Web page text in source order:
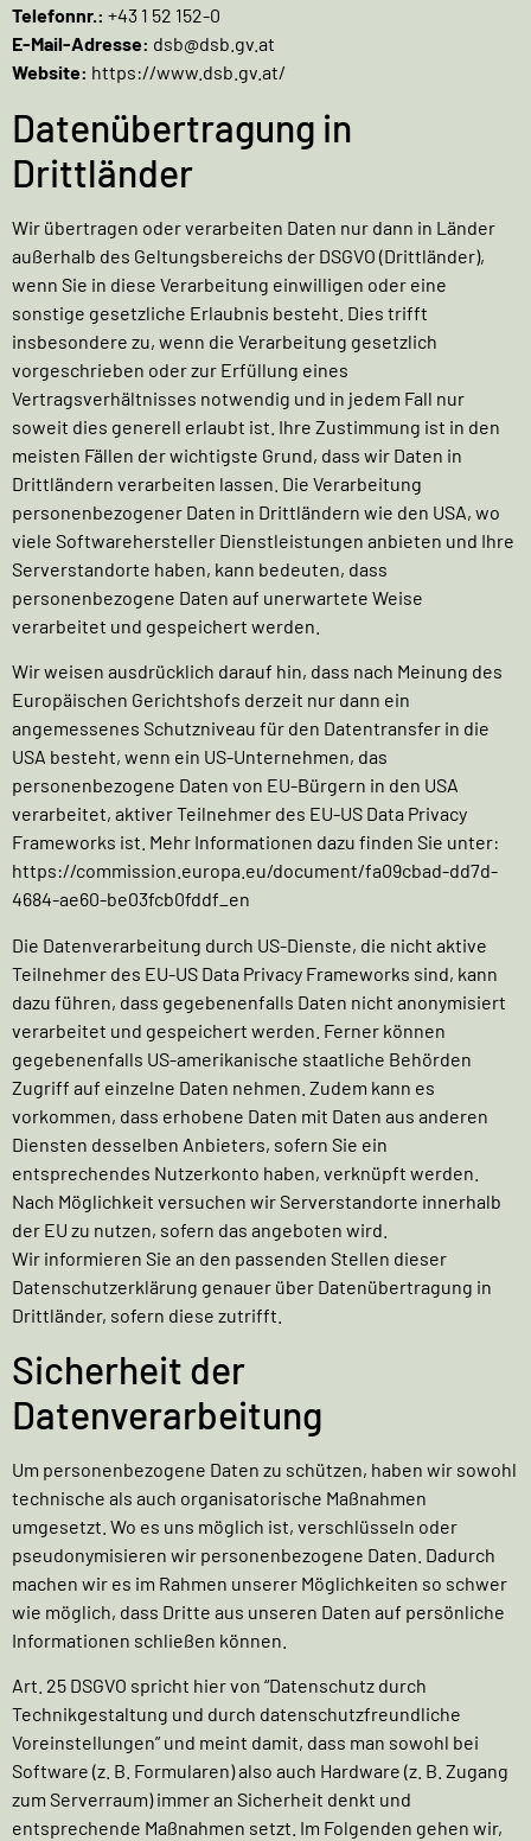
Telefonnr.: +43 1 52 152-0
E-Mail-Adresse: dsb@dsb.gv.at
Website: https://www.dsb.gv.at/
Datenübertragung in
Drittländer
Wir übertragen oder verarbeiten Daten nur dann in Länder
außerhalb des Geltungsbereichs der DSGVO (Drittländer),
wenn Sie in diese Verarbeitung einwilligen oder eine
sonstige gesetzliche Erlaubnis besteht. Dies trifft
insbesondere zu, wenn die Verarbeitung gesetzlich
vorgeschrieben oder zur Erfüllung eines
Vertragsverhältnisses notwendig und in jedem Fall nur
soweit dies generell erlaubt ist. Ihre Zustimmung ist in den
meisten Fällen der wichtigste Grund, dass wir Daten in
Drittländern verarbeiten lassen. Die Verarbeitung
personenbezogener Daten in Drittländern wie den USA, wo
viele Softwarehersteller Dienstleistungen anbieten und Ihre
Serverstandorte haben, kann bedeuten, dass
personenbezogene Daten auf unerwartete Weise
verarbeitet und gespeichert werden.
Wir weisen ausdrücklich darauf hin, dass nach Meinung des
Europäischen Gerichtshofs derzeit nur dann ein
angemessenes Schutzniveau für den Datentransfer in die
USA besteht, wenn ein US-Unternehmen, das
personenbezogene Daten von EU-Bürgern in den USA
verarbeitet, aktiver Teilnehmer des EU-US Data Privacy
Frameworks ist. Mehr Informationen dazu finden Sie unter:
https://commission.europa.eu/document/fa09cbad-dd7d-
4684-ae60-be03fcb0fddf_en
Die Datenverarbeitung durch US-Dienste, die nicht aktive
Teilnehmer des EU-US Data Privacy Frameworks sind, kann
dazu führen, dass gegebenenfalls Daten nicht anonymisiert
verarbeitet und gespeichert werden. Ferner können
gegebenenfalls US-amerikanische staatliche Behörden
Zugriff auf einzelne Daten nehmen. Zudem kann es
vorkommen, dass erhobene Daten mit Daten aus anderen
Diensten desselben Anbieters, sofern Sie ein
entsprechendes Nutzerkonto haben, verknüpft werden.
Nach Möglichkeit versuchen wir Serverstandorte innerhalb
der EU zu nutzen, sofern das angeboten wird.
Wir informieren Sie an den passenden Stellen dieser
Datenschutzerklärung genauer über Datenübertragung in
Drittländer, sofern diese zutrifft.
Sicherheit der
Datenverarbeitung
Um personenbezogene Daten zu schützen, haben wir sowohl
technische als auch organisatorische Maßnahmen
umgesetzt. Wo es uns möglich ist, verschlüsseln oder
pseudonymisieren wir personenbezogene Daten. Dadurch
machen wir es im Rahmen unserer Möglichkeiten so schwer
wie möglich, dass Dritte aus unseren Daten auf persönliche
Informationen schließen können.
Art. 25 DSGVO spricht hier von “Datenschutz durch
Technikgestaltung und durch datenschutzfreundliche
Voreinstellungen” und meint damit, dass man sowohl bei
Software (z. B. Formularen) also auch Hardware (z. B. Zugang
zum Serverraum) immer an Sicherheit denkt und
entsprechende Maßnahmen setzt. Im Folgenden gehen wir,